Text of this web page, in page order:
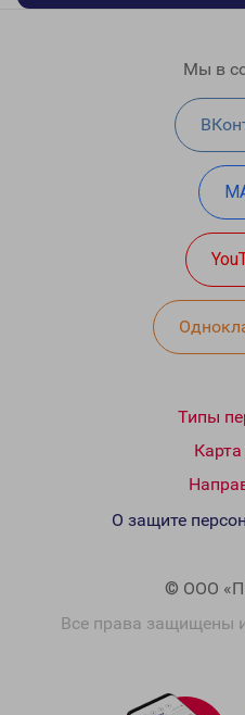
Мы в
Типы
© ООО
Все права защищены
О защите